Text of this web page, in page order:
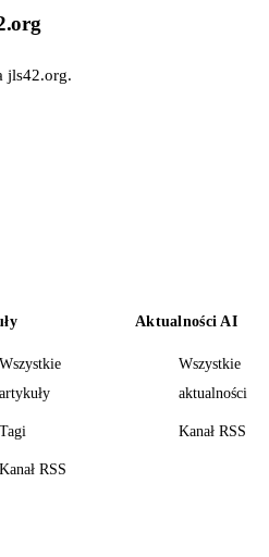
jls42.org.
Wszystkie
artykuły
Tagi
Kanał RSS
Aktualności AI
Wszystkie
aktualności
Kanał RSS